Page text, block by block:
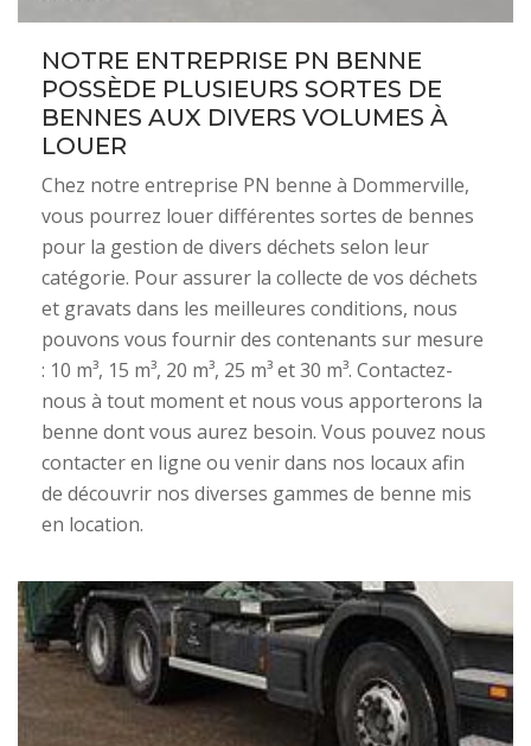
NOTRE ENTREPRISE PN BENNE
POSSÈDE PLUSIEURS SORTES DE
BENNES AUX DIVERS VOLUMES À
LOUER
Chez notre entreprise PN benne à Dommerville,
vous pourrez louer différentes sortes de bennes
pour la gestion de divers déchets selon leur
catégorie. Pour assurer la collecte de vos déchets
et gravats dans les meilleures conditions, nous
pouvons vous fournir des contenants sur mesure
: 10 m³, 15 m³, 20 m³, 25 m³ et 30 m³. Contactez-
nous à tout moment et nous vous apporterons la
benne dont vous aurez besoin. Vous pouvez nous
contacter en ligne ou venir dans nos locaux afin
de découvrir nos diverses gammes de benne mis
en location.